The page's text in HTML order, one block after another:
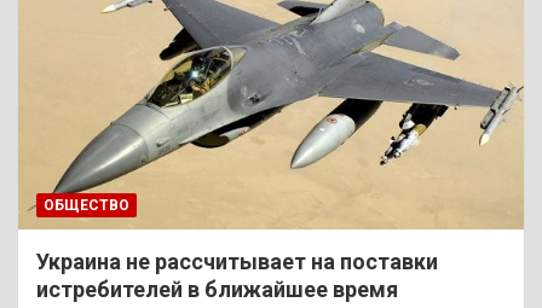
ОБЩЕСТВО
Украина не рассчитывает на поставки
истребителей в ближайшее время